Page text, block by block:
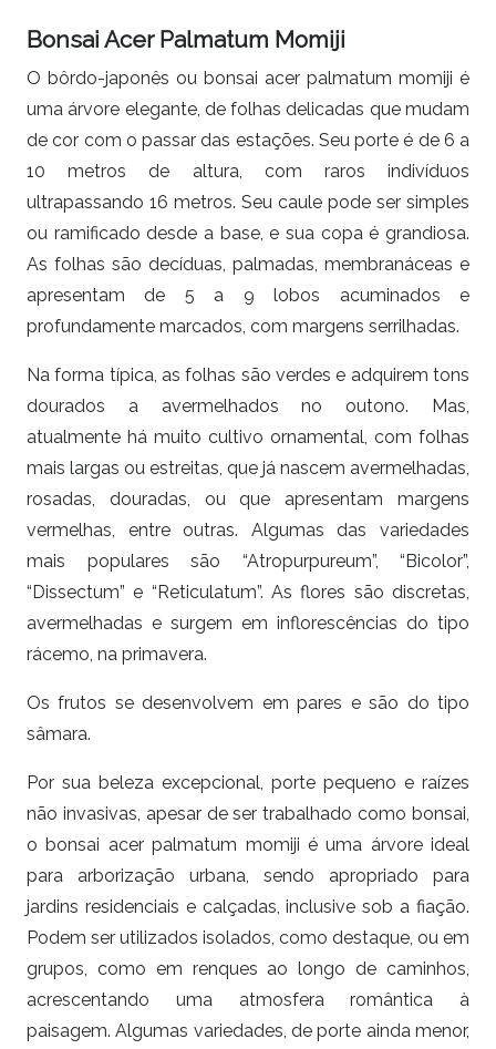
Bonsai Acer Palmatum Momiji
O bôrdo-japonês ou bonsai acer palmatum momiji é
uma árvore elegante, de folhas delicadas que mudam
de cor com o passar das estações. Seu porte é de 6 a
10 metros de altura, com raros indivíduos
ultrapassando 16 metros. Seu caule pode ser simples
ou ramificado desde a base, e sua copa é grandiosa.
As folhas são decíduas, palmadas, membranáceas e
apresentam de 5 a 9 lobos acuminados e
profundamente marcados, com margens serrilhadas.
Na forma típica, as folhas são verdes e adquirem tons
dourados a avermelhados no outono. Mas,
atualmente há muito cultivo ornamental, com folhas
mais largas ou estreitas, que já nascem avermelhadas,
rosadas, douradas, ou que apresentam margens
vermelhas, entre outras. Algumas das variedades
mais populares são “Atropurpureum”, “Bicolor”,
“Dissectum” e “Reticulatum”. As flores são discretas,
avermelhadas e surgem em inflorescências do tipo
rácemo, na primavera.
Os frutos se desenvolvem em pares e são do tipo
sâmara.
Por sua beleza excepcional, porte pequeno e raízes
não invasivas, apesar de ser trabalhado como bonsai,
o bonsai acer palmatum momiji é uma árvore ideal
para arborização urbana, sendo apropriado para
jardins residenciais e calçadas, inclusive sob a fiação.
Podem ser utilizados isolados, como destaque, ou em
grupos, como em renques ao longo de caminhos,
acrescentando uma atmosfera romântica à
paisagem. Algumas variedades, de porte ainda menor,